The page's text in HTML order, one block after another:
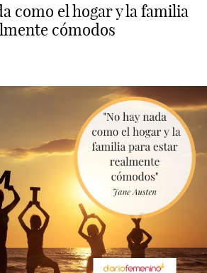
como el hogar y la familia
cómodos